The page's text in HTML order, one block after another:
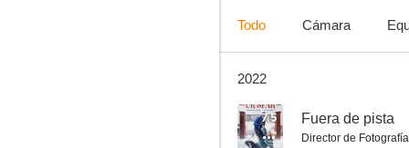
Todo Cámara
2022
7.5 Fuera de pista
Director de Fotografía